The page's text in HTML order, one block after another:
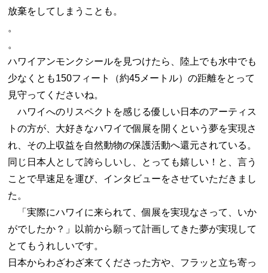
放棄をしてしまうことも。
。
。
ハワイアンモンクシールを見つけたら、陸上でも水中でも
少なくとも150フィート（約45メートル）の距離をとって
見守ってくださいね。
ハワイへのリスペクトを感じる優しい日本のアーティス
トの方が、大好きなハワイで個展を開くという夢を実現さ
れ、その上収益を自然動物の保護活動へ還元されている。
同じ日本人として誇らしいし、とっても嬉しい！と、言う
ことで早速足を運び、インタビューをさせていただきまし
た。
「実際にハワイに来られて、個展を実現なさって、いか
がでしたか？」以前から願って計画してきた夢が実現して
とてもうれしいです。
日本からわざわざ来てくださった方や、フラッと立ち寄っ